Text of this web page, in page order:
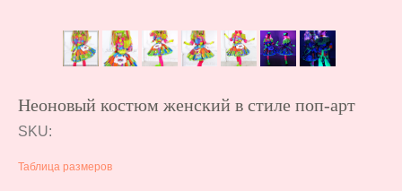
Неоновый костюм женский в стиле поп-арт
SKU:
Таблица размеров